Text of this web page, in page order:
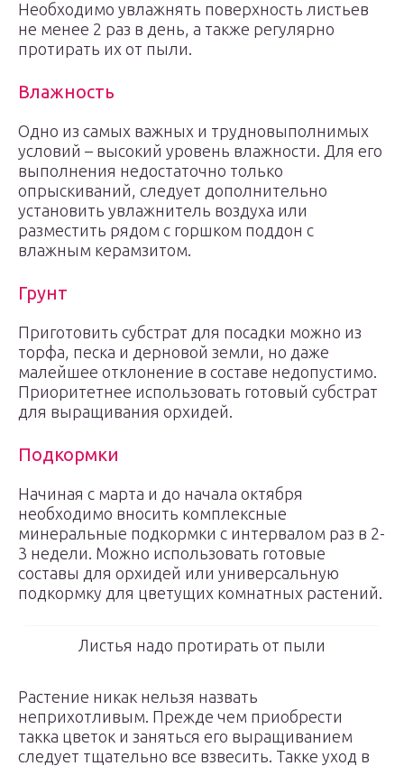
Необходимо увлажнять поверхность листьев
не менее 2 раз в день, а также регулярно
протирать их от пыли.
Влажность
Одно из самых важных и трудновыполнимых
условий – высокий уровень влажности. Для его
выполнения недостаточно только
опрыскиваний, следует дополнительно
установить увлажнитель воздуха или
разместить рядом с горшком поддон с
влажным керамзитом.
Грунт
Приготовить субстрат для посадки можно из
торфа, песка и дерновой земли, но даже
малейшее отклонение в составе недопустимо.
Приоритетнее использовать готовый субстрат
для выращивания орхидей.
Подкормки
Начиная с марта и до начала октября
необходимо вносить комплексные
минеральные подкормки с интервалом раз в 2-
3 недели. Можно использовать готовые
составы для орхидей или универсальную
подкормку для цветущих комнатных растений.
Листья надо протирать от пыли
Растение никак нельзя назвать
неприхотливым. Прежде чем приобрести
такка цветок и заняться его выращиванием
следует тщательно все взвесить. Такке уход в